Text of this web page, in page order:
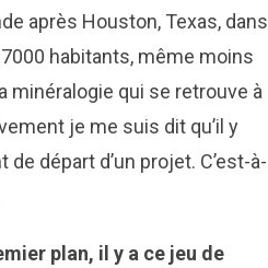
après Houston, Texas, dans
habitants, même moins
minéralogie qui se retrouve à
je me suis dit qu’il y
départ d’un projet. C’est-à-
plan, il y a ce jeu de